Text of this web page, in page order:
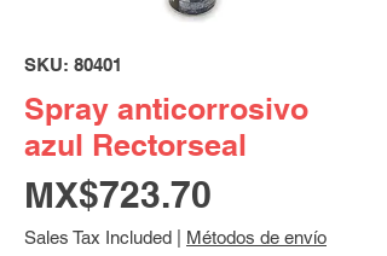
SKU: 80401
Spray anticorrosivo
azul Rectorseal
MX$723.70
Sales Tax Included Métodos de envío